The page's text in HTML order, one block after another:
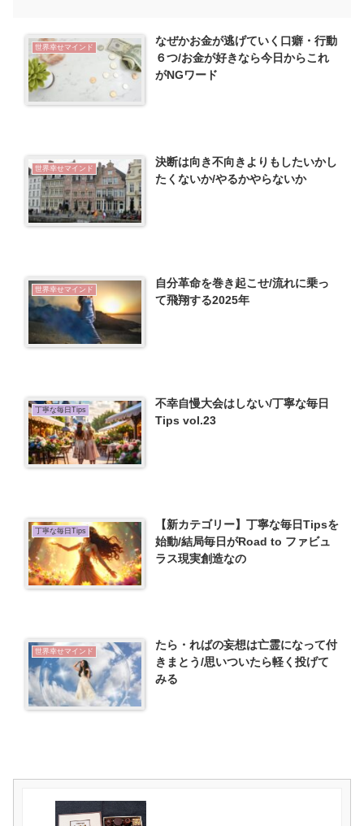
世界幸せマインド
なぜかお金が逃げていく口癖・行動
６つ/お金が好きなら今日からこれ
がNGワード
世界幸せマインド
決断は向き不向きよりもしたいかし
たくないか/やるかやらないか
世界幸せマインド
自分革命を巻き起こせ/流れに乗っ
て飛翔する2025年
丁寧な毎日Tips
不幸自慢大会はしない/丁寧な毎日
Tips vol.23
丁寧な毎日Tips
【新カテゴリー】丁寧な毎日Tipsを
始動/結局毎日がRoad to ファビュ
ラス現実創造なの
世界幸せマインド
たら・ればの妄想は亡霊になって付
きまとう/思いついたら軽く投げて
みる